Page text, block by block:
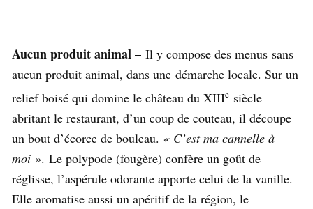
Aucun produit animal – Il y compose des menus sans
aucun produit animal, dans une démarche locale. Sur un
relief boisé qui domine le château du XIIIe siècle
abritant le restaurant, d’un coup de couteau, il découpe
un bout d’écorce de bouleau. « C’est ma cannelle à
moi ». Le polypode (fougère) confère un goût de
réglisse, l’aspérule odorante apporte celui de la vanille.
Elle aromatise aussi un apéritif de la région, le